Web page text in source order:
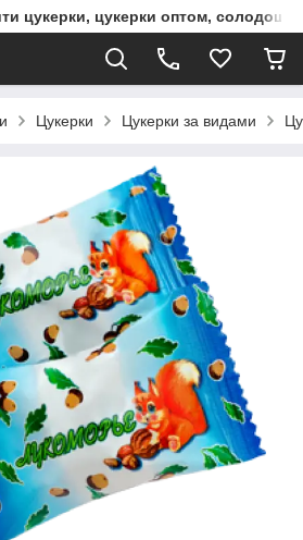
цукерки, цукерки оптом, солодощі
Цукерки Цукерки за видами